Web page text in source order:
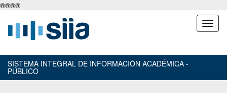
®®®®
SISTEMA INTEGRAL DE INFORMACIÓN ACADÉMICA -
PÚBLICO